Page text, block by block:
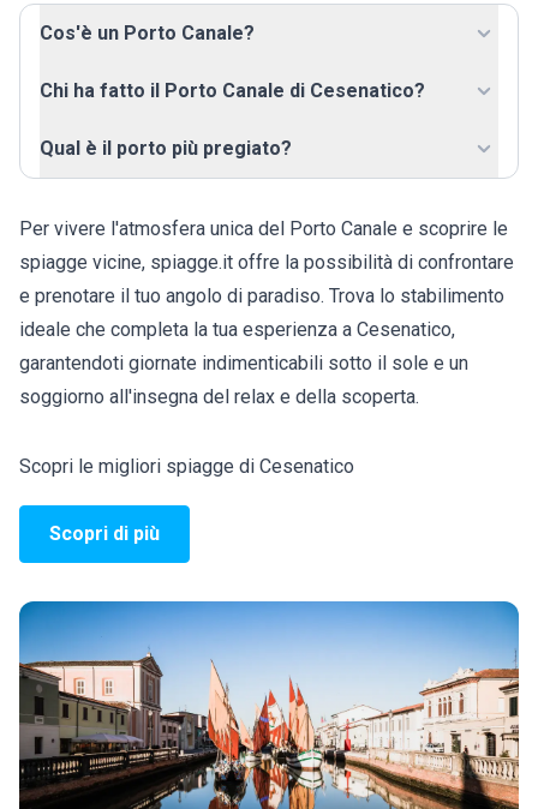
Cos'è un Porto Canale?
Chi ha fatto il Porto Canale di Cesenatico?
Qual è il porto più pregiato?
Per vivere l'atmosfera unica del Porto Canale e scoprire le
spiagge vicine, spiagge.it offre la possibilità di confrontare
e prenotare il tuo angolo di paradiso. Trova lo stabilimento
ideale che completa la tua esperienza a Cesenatico,
garantendoti giornate indimenticabili sotto il sole e un
soggiorno all'insegna del relax e della scoperta.
Scopri le migliori spiagge di Cesenatico
Scopri di più